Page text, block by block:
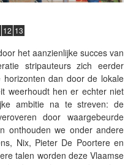
12 13
het aanzienlijke succes van
stripauteurs zich eerder
dan door de lokale
weerhoudt hen er echter niet
ambitie na te streven: de
door waargebeurde
onthouden we onder andere
Nix, Pieter De Poortere en
talen worden deze Vlaamse